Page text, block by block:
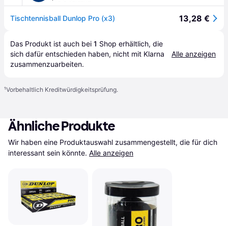
Tischtennisball Dunlop Pro (x3) 13,28 €
Das Produkt ist auch bei 1 Shop erhältlich, die
sich dafür entschieden haben, nicht mit Klarna
zusammenzuarbeiten.
Alle anzeigen
¹Vorbehaltlich Kreditwürdigkeitsprüfung.
Ähnliche Produkte
Wir haben eine Produktauswahl zusammengestellt, die für dich
interessant sein könnte. Alle anzeigen